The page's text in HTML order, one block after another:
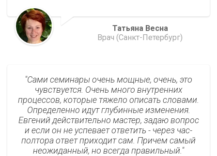
Татьяна Весна
Врач (Санкт-Петербург)
Сами семинары очень мощные, очень, это
чувствуется. Очень много внутренних
процессов, которые тяжело описать словами.
Определенно идут глубинные изменения.
Евгений действительно мастер, задаю вопрос
и если он не успевает ответить - через час-
полтора ответ приходит сам. Причем самый
неожиданный, но всегда правильный.